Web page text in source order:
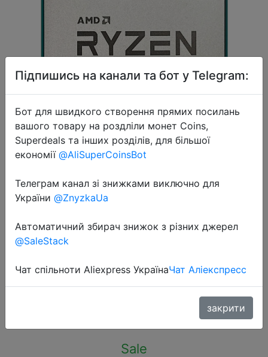
Процессор AMD Ryzen 5 5600 R5
5600 3,5 ГГц шестиядерный
двенадцатипоточный процессор 7
нм L3 = 32M 100-000000927
Sale
Підпишись на канали та бот у Telegram:
Бот для швидкого створення прямих посилань
вашого товару на роздліли монет Coins,
Superdeals та інших розділів, для більшої
економії @AliSuperCoinsBot
Телеграм канал зі знижками виключно для
України @ZnyzkaUa
Автоматичний збирач знижок з різних джерел
@SaleStack
Чат спільноти Aliexpress УкраїнаЧат Аліекспресс
закрити